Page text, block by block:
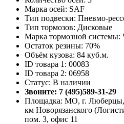
Марка осей: SAF
Тип подвески: Пневмо-
Тип тормозов: Дисковые
Марка тормозной системы:
Остаток резины: 70%
Объём кузова: 84 куб.м.
ID товара 1: 00083
ID товара 2: 06958
Статус: В наличии
Звоните: 7 (495)589-31-29
Площадка: МО, г.
км Новорязанского
пом. 3, офис 11